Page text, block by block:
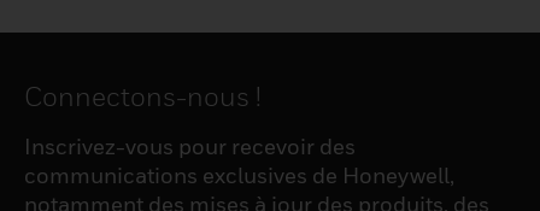
Connectons-nous !
Inscrivez-vous pour recevoir des
communications exclusives de Honeywell,
notamment des mises à jour des produits, des